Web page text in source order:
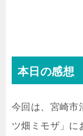
本日の感想
今回は、宮崎市
ツ畑ミモザ」に